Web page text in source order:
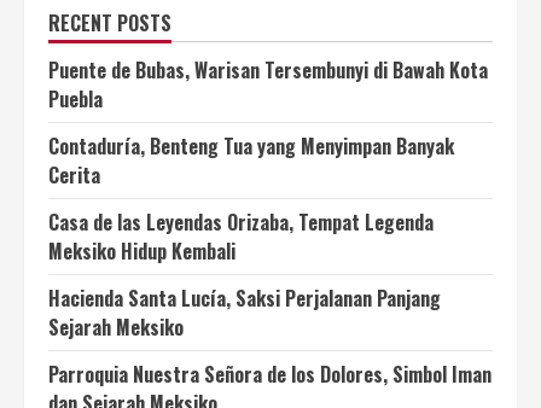
RECENT POSTS
Puente de Bubas, Warisan Tersembunyi di Bawah Kota
Puebla
Contaduría, Benteng Tua yang Menyimpan Banyak
Cerita
Casa de las Leyendas Orizaba, Tempat Legenda
Meksiko Hidup Kembali
Hacienda Santa Lucía, Saksi Perjalanan Panjang
Sejarah Meksiko
Parroquia Nuestra Señora de los Dolores, Simbol Iman